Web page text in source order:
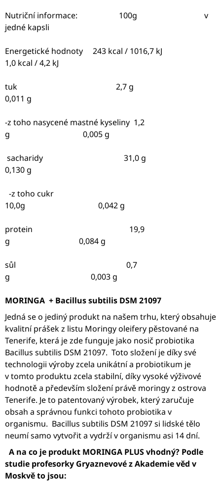
Nutriční informace: 100g v
jedné kapsli
Energetické hodnoty 243 kcal / 1016,7 kJ
1,0 kcal / 4,2 kJ
tuk 2,7 g
0,011 g
-z toho nasycené mastné kyseliny 1,2
g 0,005 g
sacharidy 31,0 g
0,130 g
-z toho cukr
10,0g
0,042 g
protein 19,9
g 0,084 g
sůl 0,7
g 0,003 g
MORINGA + Bacillus subtilis DSM 21097
Jedná se o jediný produkt na našem trhu, který obsahuje
kvalitní prášek z listu Moringy oleifery pěstované na
Tenerife, která je zde funguje jako nosič probiotika
Bacillus subtilis DSM 21097. Toto složení je díky své
technologii výroby zcela unikátní a probiotikum je
v tomto produktu zcela stabilní, díky vysoké výživové
hodnotě a především složení právě moringy z ostrova
Tenerife. Je to patentovaný výrobek, který zaručuje
obsah a správnou funkci tohoto probiotika v
organismu. Bacillus subtilis DSM 21097 si lidské tělo
neumí samo vytvořit a vydrží v organismu asi 14 dní.
A na co je produkt MORINGA PLUS vhodný? Podle
studie profesorky Gryaznevové z Akademie věd v
Moskvě to jsou: